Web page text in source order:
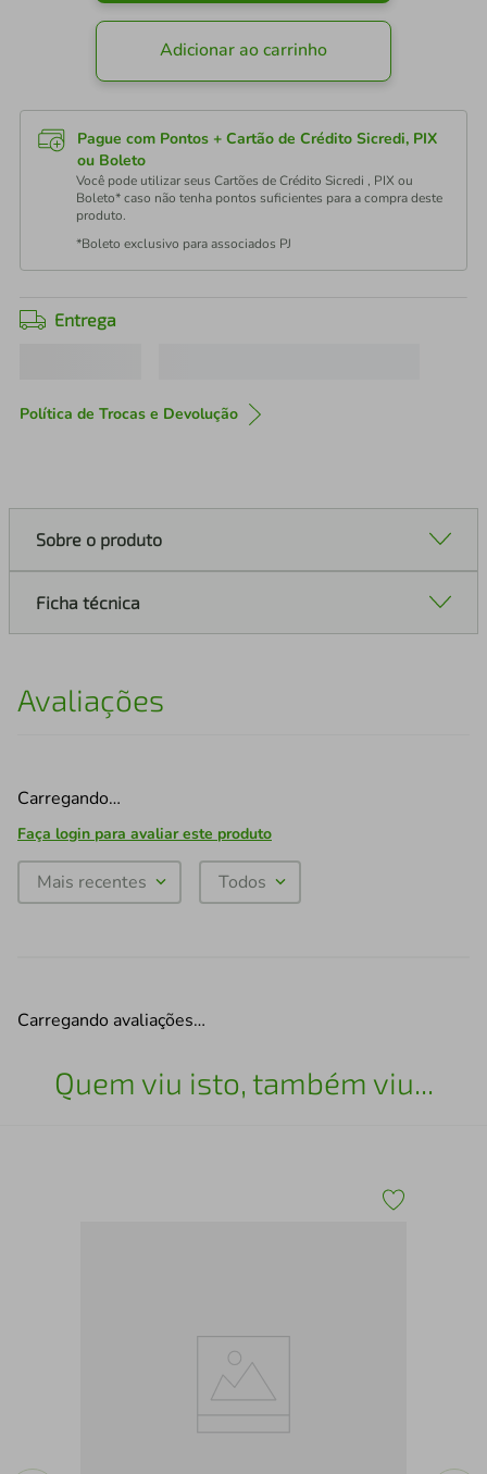
Adicionar ao carrinho
Pague com Pontos + Cartão de Crédito Sicredi, PIX
ou Boleto
Você pode utilizar seus Cartões de Crédito Sicredi , PIX ou
Boleto* caso não tenha pontos suficientes para a compra deste
produto.
*Boleto exclusivo para associados PJ
Entrega
Política de Trocas e Devolução
Sobre o produto
Ficha técnica
Avaliações
Carregando…
Faça login para avaliar este produto
Mais recentes Todos
Carregando avaliações…
Quem viu isto, também viu...